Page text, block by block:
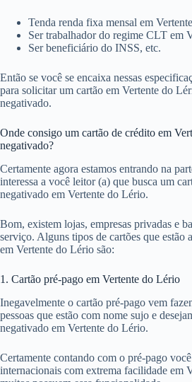
Tenda renda fixa mensal em
Ser trabalhador do regime CLT em
Ser beneficiário do INSS, etc.
Então se você se encaixa nessas
para solicitar um cartão em Vertente do
negativado.
Onde consigo um cartão de crédito em
negativado?
Certamente agora estamos entrando na
interessa a você leitor (a) que busca um
negativado em Vertente do Lério.
Bom, existem lojas, empresas privadas e
serviço. Alguns tipos de cartões que estão
em Vertente do Lério são:
1. Cartão pré-pago em Vertente do Lério
Inegavelmente o cartão pré-pago vem
pessoas que estão com nome sujo e
negativado em Vertente do Lério.
Certamente contando com o pré-pago
internacionais com extrema facilidade em